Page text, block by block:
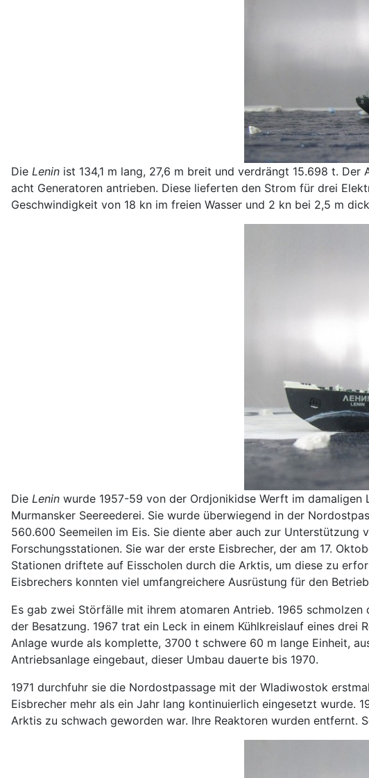
Die Lenin ist 134,1 m lang, 27,6 m breit und verdrängt 15.698 t.
acht Generatoren antrieben. Diese lieferten den Strom für drei
Geschwindigkeit von 18 kn im freien Wasser und 2 kn bei 2,5 m
Die Lenin wurde 1957-59 von der Ordjonikidse Werft im
Murmansker Seereederei. Sie wurde überwiegend in der
560.600 Seemeilen im Eis. Sie diente aber auch zur
Forschungsstationen. Sie war der erste Eisbrecher, der am 17.
Stationen driftete auf Eisscholen durch die Arktis, um diese zu
Eisbrechers konnten viel umfangreichere Ausrüstung für den
Es gab zwei Störfälle mit ihrem atomaren Antrieb. 1965
der Besatzung. 1967 trat ein Leck in einem Kühlkreislauf eines
Anlage wurde als komplette, 3700 t schwere 60 m lange Einheit,
Antriebsanlage eingebaut, dieser Umbau dauerte bis 1970.
1971 durchfuhr sie die Nordostpassage mit der Wladiwostok
Eisbrecher mehr als ein Jahr lang kontinuierlich eingesetzt wurde.
Arktis zu schwach geworden war. Ihre Reaktoren wurden entfernt.